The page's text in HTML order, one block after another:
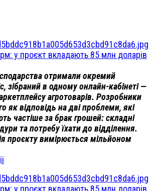
у проєкт вкладають 85 млн доларів
отримали окремий
зібраний в одному онлайн-кабінеті —
агротоварів. Розробники
як відповідь на дві проблеми, які
частіше за брак грошей: складні
та потребу їхати до відділення.
проєкту вимірюється мільйоном
у проєкт вкладають 85 млн доларів